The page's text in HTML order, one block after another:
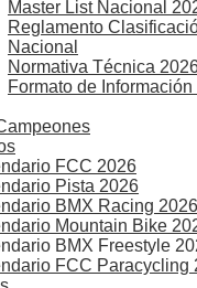
Master List Nacional
Reglamento
Nacional
Normativa Técnica
Formato de
FCC 2026
Pista 2026
BMX Racing
Mountain Bike
BMX Freestyle
FCC Paracycling